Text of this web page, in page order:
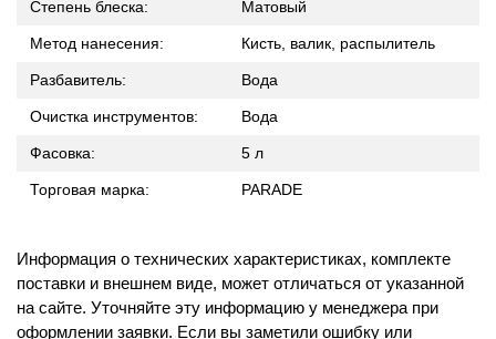
Степень блеска: Матовый
Метод нанесения: Кисть, валик, распылитель
Разбавитель: Вода
Очистка инструментов: Вода
Фасовка: 5 л
Торговая марка: PARADE
Информация о технических характеристиках, комплекте
поставки и внешнем виде, может отличаться от указанной
на сайте. Уточняйте эту информацию у менеджера при
оформлении заявки. Если вы заметили ошибку или